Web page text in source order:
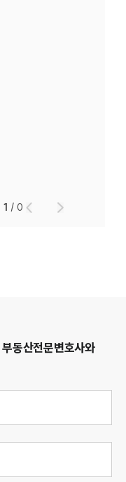
1 /0
부동산전문변호사와